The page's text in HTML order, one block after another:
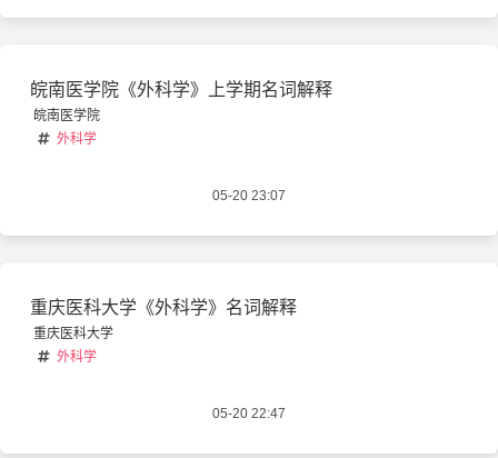
皖南医学院《外科学》上学期名词解释
皖南医学院
外科学
05-20 23:07
重庆医科大学《外科学》名词解释
重庆医科大学
外科学
05-20 22:47